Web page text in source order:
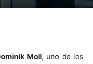
Moll, uno de los